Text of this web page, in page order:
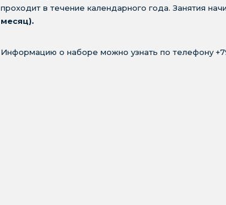
проходит в течение календарного года. Занятия
месяц).
Информацию о наборе можно узнать по телефону